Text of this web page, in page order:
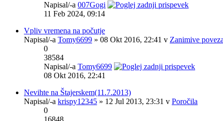
Napisal/-a 007Gogi
11 Feb 2024, 09:14
Vpliv vremena na počutje
Napisal/-a Tomy6699 » 08 Okt 2016, 22:41 v Zanimive
0
38584
Napisal/-a Tomy6699
08 Okt 2016, 22:41
Nevihte na Štajerskem(11.7.2013)
Napisal/-a krispy12345 » 12 Jul 2013, 23:31 v Poročila
0